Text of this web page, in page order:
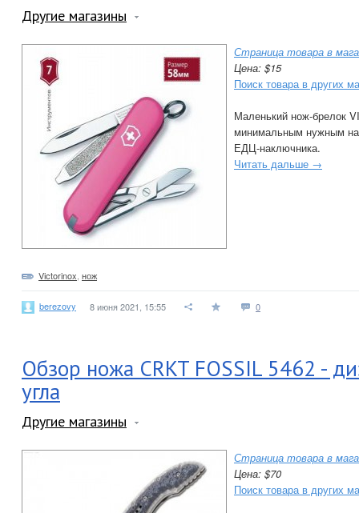
Другие магазины
Страница товара в
Цена: $15
Поиск товара в других
Маленький нож-брелок
минимальным нужным
ЕДЦ-наключника.
Читать дальше →
Victorinox нож
berezovy 8 июня 2021, 15:55 0
Обзор ножа CRKT FOSSIL 5462 -
угла
Другие магазины
Страница товара в
Цена: $70
Поиск товара в других